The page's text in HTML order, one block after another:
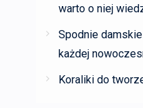
warto o niej
Spodnie
każdej
Koraliki do